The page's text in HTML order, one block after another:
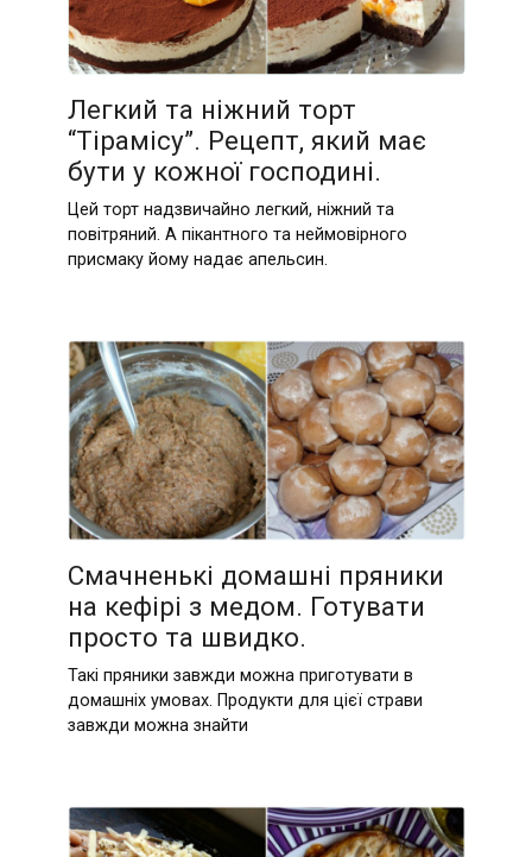
Легкий та ніжний торт
“Тірамісу”. Рецепт, який має
бути у кожної господині.
Цей торт надзвичайно легкий, ніжний та
повітряний. А пікантного та неймовірного
присмаку йому надає апельсин.
Смачненькі домашні пряники
на кефірі з медом. Готувати
просто та швидко.
Такі пряники завжди можна приготувати в
домашніх умовах. Продукти для цієї страви
завжди можна знайти